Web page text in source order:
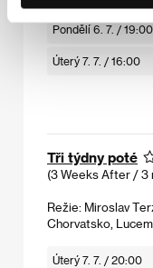
Pondělí 6. 7. / 19:00
Úterý 7. 7. / 16:00
Tři týdny poté
(3 Weeks After / 3
Režie: Miroslav
Chorvatsko,
Úterý 7. 7. / 20:00